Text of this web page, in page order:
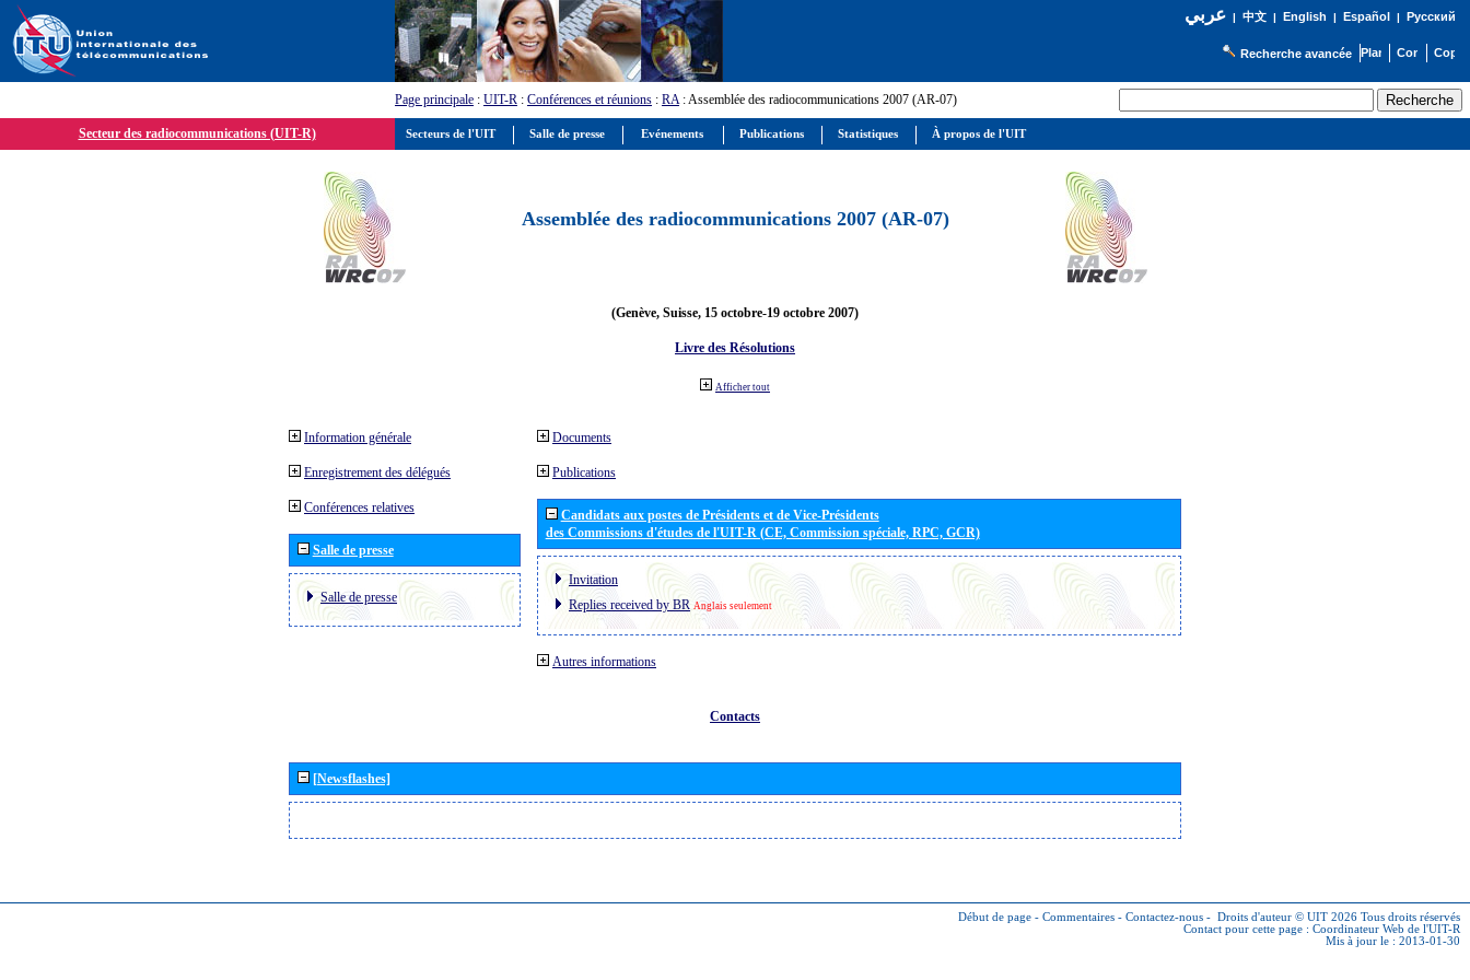
عربي| 中文| English | Español | Русский
Recherche avancée
Page principale : UIT-R : Conférences et réunions : RA: Assemblée des radiocommunications 2007 (AR-07)
Secteur des radiocommunications (UIT-R)
Assemblée des radiocommunications 2007 (AR-07)
(Genève, Suisse, 15 octobre-19 octobre 2007)
Livre des Résolutions
Afficher tout
Information générale
Enregistrement des délégués
Conférences relatives
Salle de presse
Salle de presse
Documents
Publications
Candidats aux postes de Présidents et de Vice-Présidents
des Commissions d'études de l'UIT-R (CE, Commission spéciale, RPC, GCR)
Invitation
Replies received by BR Anglais seulement
Autres informations
Contacts
[Newsflashes]
Début de page - Commentaires - Contactez-nous - Droits d'auteur © UIT 2026 Tous droits réservés
Contact pour cette page : Coordinateur Web de l'UIT-R
Mis à jour le : 2013-01-30
Secteurs de l'UIT Salle de presse Evénements Publications Statistiques À propos de l'UIT